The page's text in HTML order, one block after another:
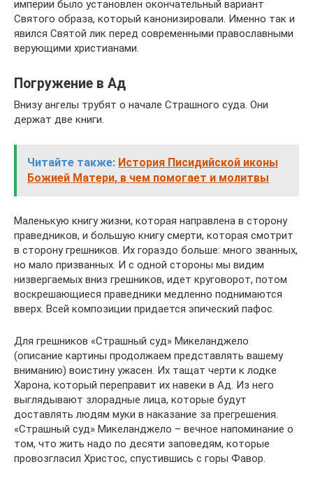
империи было установлен окончательный вариант
Святого образа, который канонизировали. Именно так и
явился Святой лик перед современными православными
верующими христианами.
Погружение в Ад
Внизу ангелы трубят о начале Страшного суда. Они
держат две книги.
Читайте также: История Писидийской иконы
Божией Матери, в чем помогает и молитвы
Маленькую книгу жизни, которая направлена в сторону
праведников, и большую книгу смерти, которая смотрит
в сторону грешников. Их гораздо больше: много званных,
но мало призванных. И с одной стороны мы видим
низвергаемых вниз грешников, идет круговорот, потом
воскрешающиеся праведники медленно поднимаются
вверх. Всей композиции придается эпический пафос.
Для грешников «Страшный суд» Микеланджело
(описание картины продолжаем представлять вашему
вниманию) воистину ужасен. Их тащат черти к лодке
Харона, который переправит их навеки в Ад. Из него
выглядывают злорадные лица, которые будут
доставлять людям муки в наказание за прегрешения.
«Страшный суд» Микеланджело – вечное напоминание о
том, что жить надо по десяти заповедям, которые
провозгласил Христос, спустившись с горы Фавор.